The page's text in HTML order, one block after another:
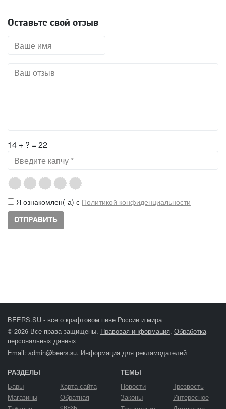
Оставьте свой отзыв
14 + ? = 22
Я ознакомлен(-а) с Политикой конфиденциальности
BEERS.SU - все о крафтовом пиве России и мира
© 2026 Все права защищены. Правовая информация. Обработка
персональных данных
Email: admin@beers.su. Информация для рекламодателей
РАЗДЕЛЫ
Бары
Магазины
Карта сайта
Обратная
связь
ТЕМЫ
Новости
Законы
Трезвость
Интересное